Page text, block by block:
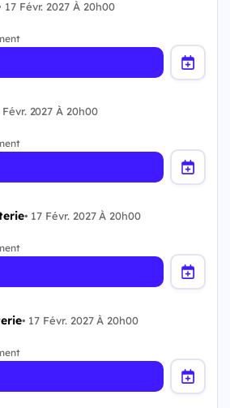
17 Févr. 2027 À 20h00
Févr. 2027 À 20h00
• 17 Févr. 2027 À 20h00
• 17 Févr. 2027 À 20h00